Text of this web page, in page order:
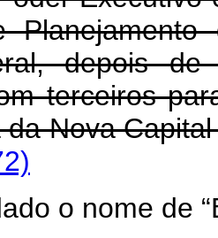
depois
terceiros
Nova
o nome de